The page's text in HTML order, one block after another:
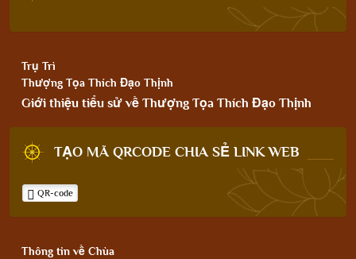
Trụ Trì
Thượng Tọa Thích Đạo Thịnh
Giới thiệu tiểu sử về Thượng Tọa Thích Đạo Thịnh
TẠO MÃ QRCODE CHIA SẺ LINK WEB
QR-code
Thông tin về Chùa